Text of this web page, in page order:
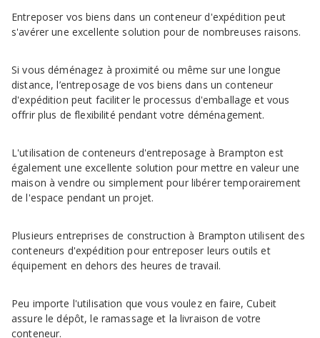
Entreposer vos biens dans un conteneur d'expédition peut
s'avérer une excellente solution pour de nombreuses raisons.
Si vous déménagez à proximité ou même sur une longue
distance, l’entreposage de vos biens dans un conteneur
d'expédition peut faciliter le processus d'emballage et vous
offrir plus de flexibilité pendant votre déménagement.
L'utilisation de conteneurs d'entreposage à Brampton est
également une excellente solution pour mettre en valeur une
maison à vendre ou simplement pour libérer temporairement
de l'espace pendant un projet.
Plusieurs entreprises de construction à Brampton utilisent des
conteneurs d'expédition pour entreposer leurs outils et
équipement en dehors des heures de travail.
Peu importe l'utilisation que vous voulez en faire, Cubeit
assure le dépôt, le ramassage et la livraison de votre
conteneur.